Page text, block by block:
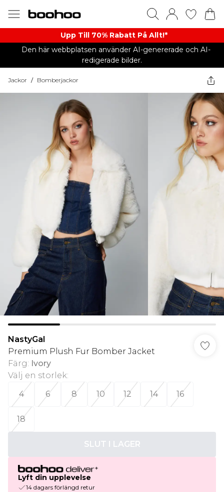
Upp Till 70% Rabatt På Allt!*
Den här webbplatsen använder AI-genererade och AI-
redigerade bilder.
Jackor / Bomberjackor
NastyGal
Premium Plush Fur Bomber Jacket
Färg: Ivory
Välj en storlek:
4
6 8 10 12 14 16
18
SLUT I LAGER
Lyft din upplevelse
14 dagars förlängd retur